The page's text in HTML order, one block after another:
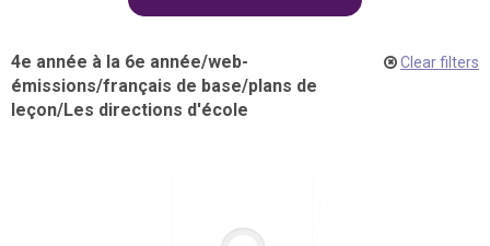
4e année à la 6e année/web-
émissions/français de base/plans de
leçon/Les directions d'école
Clear filters